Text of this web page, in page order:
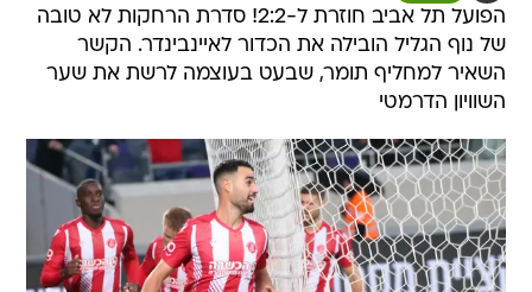
הפועל תל אביב חוזרת ל-2:2! סדרת הרחקות לא טובה
של נוף הגליל הובילה את הכדור לאיינבינדר. הקשר
השאיר למחליף תומר, שבעט בעוצמה לרשת את שער
השוויון הדרמטי